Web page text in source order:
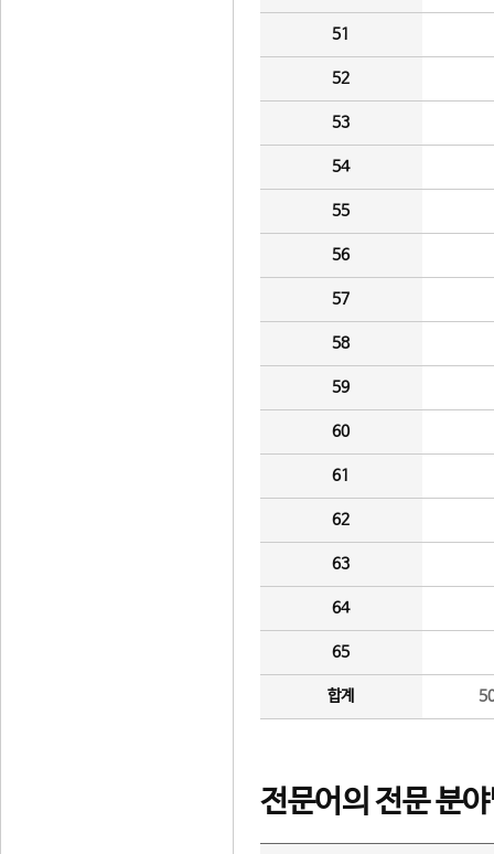
51
52
53
54
55
56
57
58
59
60
61
62
63
64
65
합계
전문어의 전문 분